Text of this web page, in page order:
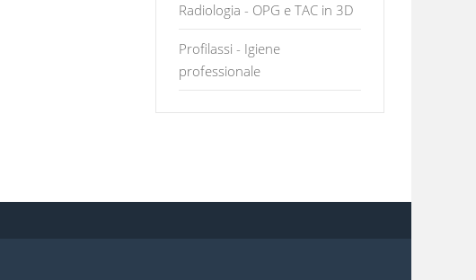
Radiologia - OPG e TAC in 3D
Profilassi - Igiene
professionale